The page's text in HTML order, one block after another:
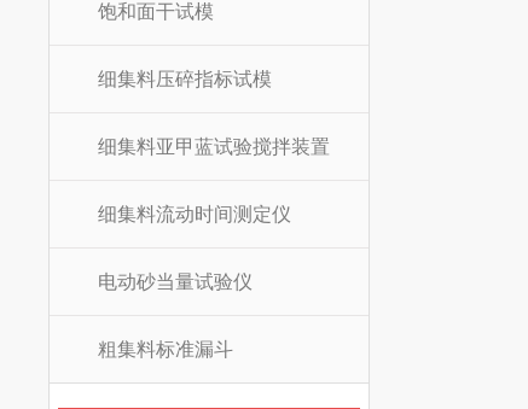
饱和面干试模
细集料压碎指标试模
细集料亚甲蓝试验搅拌装置
细集料流动时间测定仪
电动砂当量试验仪
粗集料标准漏斗